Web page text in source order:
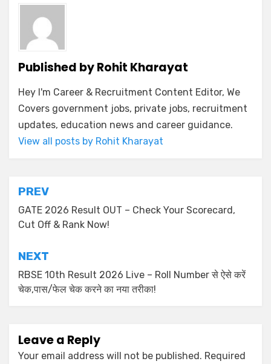
Published byRohit Kharayat
Hey I'm Career & Recruitment Content Editor, We
Covers government jobs, private jobs, recruitment
updates, education news and career guidance.
View all posts by Rohit Kharayat
PREV
GATE 2026 Result OUT – Check Your Scorecard,
Cut Off & Rank Now!
NEXT
RBSE 10th Result 2026 Live – Roll Number से ऐसे करें
चेक,पास/फेल चेक करने का नया तरीका!
Leave a Reply
Your email address will not be published. Required